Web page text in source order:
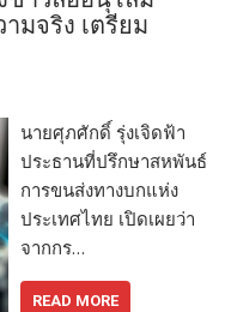
มจริง เตรียม
นายศุภศักดิ์ รุ่งเจิดฟ้า
ประธานที่ปรึกษาสหพันธ์
การขนส่งทางบกแห่ง
ประเทศไทย เปิดเผยว่า
จากกร…
READ MORE